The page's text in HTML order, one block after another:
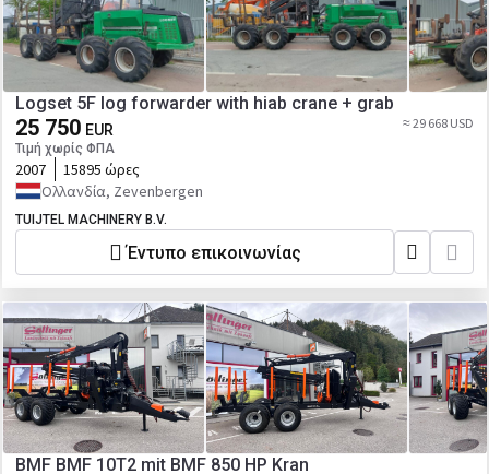
Logset 5F log forwarder with hiab crane + grab
25 750 EUR
Τιμή χωρίς ΦΠΑ
≈ 29 668 USD
2007
15895 ώρες
Ολλανδία, Zevenbergen
TUIJTEL MACHINERY B.V.
Έντυπο επικοινωνίας
BMF BMF 10T2 mit BMF 850 HP Kran